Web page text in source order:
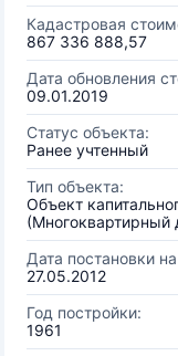
Кадастровая
867 336 888,57
Дата обновления
09.01.2019
Статус объекта:
Ранее учтенный
Тип объекта:
Объект
(Многоквартирный
Дата постановки
27.05.2012
Год постройки:
1961